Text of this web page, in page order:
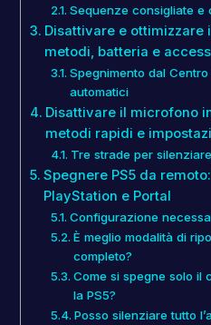
Sequenze consigliate e
Disattivare e ottimizzare
metodi, batteria e
Spegnimento dal
automatici
Disattivare il microfono
metodi rapidi e
Tre strade per
Spegnere PS5 da
PlayStation e Portal
Configurazione
È meglio modalità di
completo?
Come si spegne solo il
la PS5?
Posso silenziare tutto